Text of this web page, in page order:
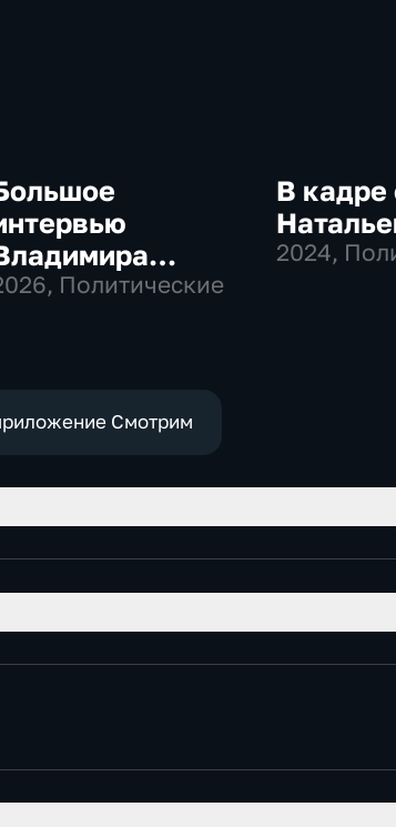
, Политические
В кадре
2024,
Смотрим